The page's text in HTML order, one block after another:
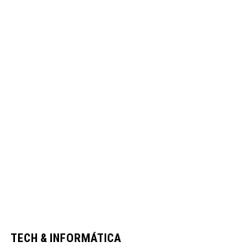
TECH & INFORMÁTICA